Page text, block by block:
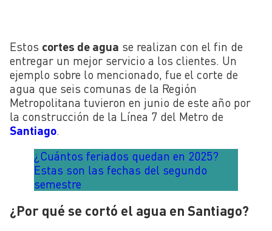
Estos cortes de agua se realizan con el fin de
entregar un mejor servicio a los clientes. Un
ejemplo sobre lo mencionado, fue el corte de
agua que seis comunas de la Región
Metropolitana tuvieron en junio de este año por
la construcción de la Línea 7 del Metro de
Santiago.
¿Cuántos feriados quedan en 2025?
Estas son las fechas del segundo
semestre
¿Por qué se cortó el agua en Santiago?